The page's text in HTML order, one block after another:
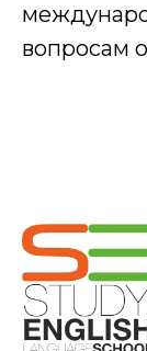
вопросам